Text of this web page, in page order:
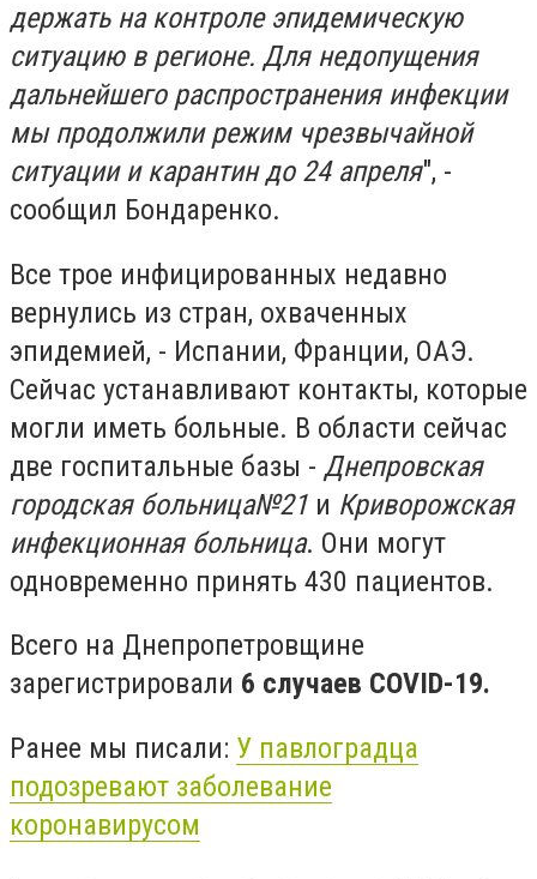
держать на контроле эпидемическую
ситуацию в регионе. Для недопущения
дальнейшего распространения инфекции
мы продолжили режим чрезвычайной
ситуации и карантин до 24 апреля", -
сообщил Бондаренко.
Все трое инфицированных недавно
вернулись из стран, охваченных
эпидемией, - Испании, Франции, ОАЭ.
Сейчас устанавливают контакты, которые
могли иметь больные. В области сейчас
две госпитальные базы - Днепровская
городская больница№21 и Криворожская
инфекционная больница. Они могут
одновременно принять 430 пациентов.
Всего на Днепропетровщине
зарегистрировали 6 случаев COVID-19.
Ранее мы писали: У павлоградца
подозревают заболевание
коронавирусом